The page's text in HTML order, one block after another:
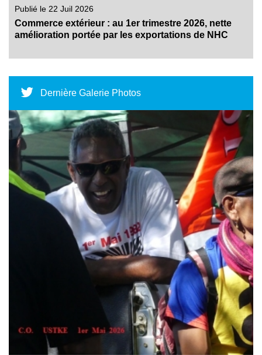
Publié le 22 Juil 2026
Commerce extérieur : au 1er trimestre 2026, nette
amélioration portée par les exportations de NHC
Dernière Galerie Photos